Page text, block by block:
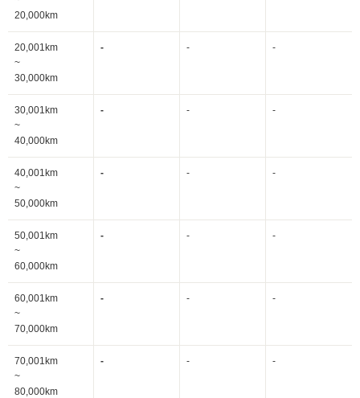
20,000km
20,001km
~
30,000km
- - -
30,001km
~
40,000km
- - -
40,001km
~
50,000km
- - -
50,001km
~
60,000km
- - -
60,001km
~
70,000km
- - -
70,001km
~
80,000km
- - -